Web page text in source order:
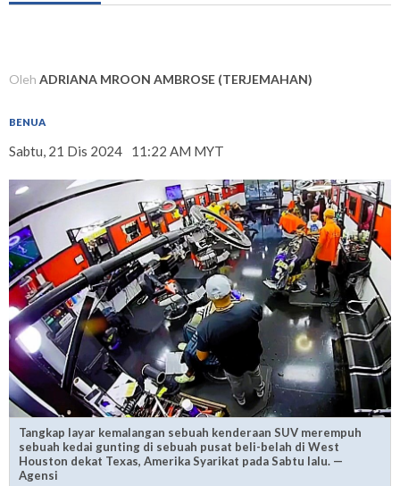
Oleh ADRIANA MROON AMBROSE (TERJEMAHAN)
BENUA
Sabtu, 21 Dis 2024 11:22 AM MYT
Tangkap layar kemalangan sebuah kenderaan SUV merempuh
sebuah kedai gunting di sebuah pusat beli-belah di West
Houston dekat Texas, Amerika Syarikat pada Sabtu lalu. —
Agensi